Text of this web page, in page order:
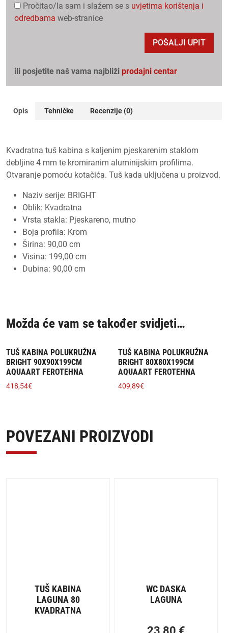
Pročitao/la sam i slažem se s uvjetima korištenja i
odredbama web-stranice
POŠALJI UPIT
ili posjetite naš vama najbliži prodajni centar
Opis Tehničke Recenzije (0)
Kvadratna tuš kabina s kaljenim pjeskarenim staklom
debljine 4 mm te kromiranim aluminijskim profilima.
Otvaranje pomoću kotačića. Tuš kada uključena u proizvod.
Naziv serije: BRIGHT
Oblik: Kvadratna
Vrsta stakla: Pjeskareno, mutno
Boja profila: Krom
Širina: 90,00 cm
Visina: 199,00 cm
Dubina: 90,00 cm
Možda će vam se također svidjeti…
TUŠ KABINA POLUKRUŽNA
BRIGHT 90X90X199CM
AQUAART FEROTEHNA
418,54€
TUŠ KABINA POLUKRUŽNA
BRIGHT 80X80X199CM
AQUAART FEROTEHNA
409,89€
POVEZANI PROIZVODI
TUŠ KABINA
LAGUNA 80
KVADRATNA
WC DASKA
LAGUNA